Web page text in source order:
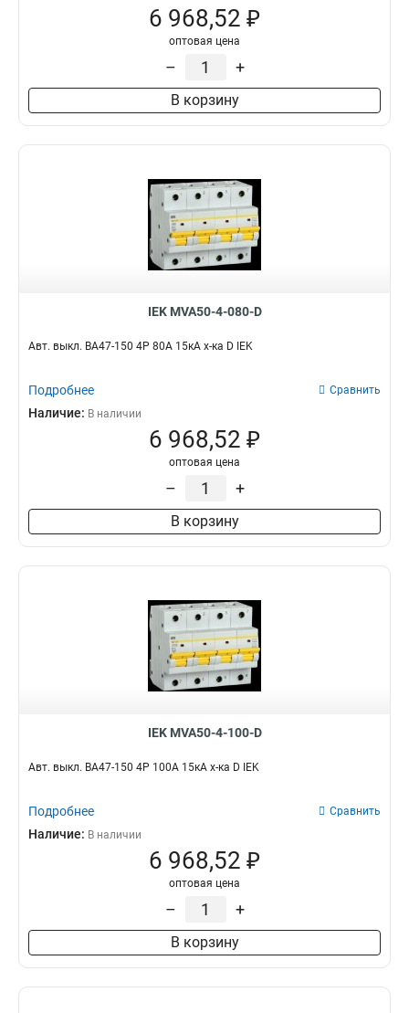
6 968,52 ₽
оптовая цена
– +
В корзину
IEK MVA50-4-080-D
Авт. выкл. ВА47-150 4Р 80А 15кА х-ка D IEK
Подробнее Сравнить
Наличие: В наличии
6 968,52 ₽
оптовая цена
– +
В корзину
IEK MVA50-4-100-D
Авт. выкл. ВА47-150 4Р 100А 15кА х-ка D IEK
Подробнее Сравнить
Наличие: В наличии
6 968,52 ₽
оптовая цена
– +
В корзину